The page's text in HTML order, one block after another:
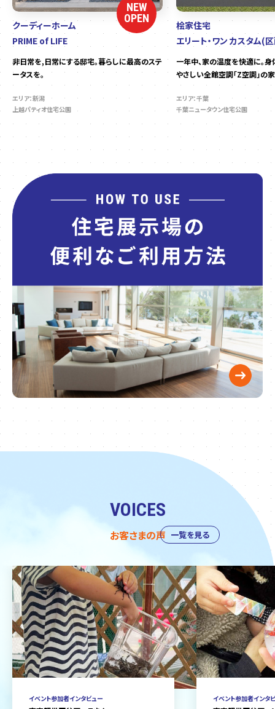
NEW
OPEN
クーディーホーム
PRIME of LIFE
非日常を,日常にする邸宅。暮らしに最高のステ
ータスを。
エリア：新潟
上越パティオ住宅公園
桧家住宅
エリート・ワン カスタム(
一年中、家の温度を快適に。
やさしい全館空調「Z空調」の家
エリア：千葉
千葉ニュータウン住宅公園
VOICES
お客さまの声
イベント参加者インタビュー イベント参加者インタ
一覧を見る